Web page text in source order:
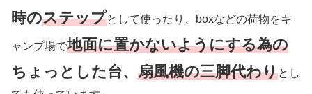
時のステップとして使ったり、boxなどの荷物をキ
ャンプ場で地面に置かないようにする為の
ちょっとした台、 扇風機の三脚代わりとし